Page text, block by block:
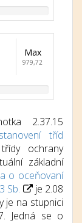
Max
979,72
2.37.15
tříd
ochrany
základní
o oceňovaní
Sb.
je 2.08
je na stupnici
Jedná se o